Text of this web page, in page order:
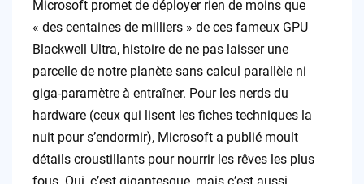
Microsoft promet de déployer rien de moins que
« des centaines de milliers » de ces fameux GPU
Blackwell Ultra, histoire de ne pas laisser une
parcelle de notre planète sans calcul parallèle ni
giga-paramètre à entraîner. Pour les nerds du
hardware (ceux qui lisent les fiches techniques la
nuit pour s’endormir), Microsoft a publié moult
détails croustillants pour nourrir les rêves les plus